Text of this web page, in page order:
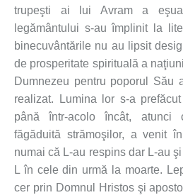
trupeşti ai lui Avram a
legământului s-au împlinit la
binecuvântările nu au lipsit
de prosperitate spirituală a
Dumnezeu pentru poporul Său
realizat. Lumina lor s-a
până într-acolo încât, atunci
făgăduită strămoşilor, a venit
numai că L-au respins dar L-au
L în cele din urmă la moarte.
cer prin Domnul Hristos şi